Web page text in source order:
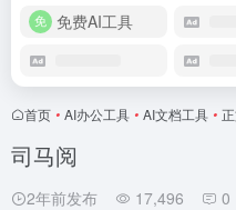
免费AI工具
首页 • AI办公工具 • AI文档工具 •
司马阅
2年前发布 17,496 0